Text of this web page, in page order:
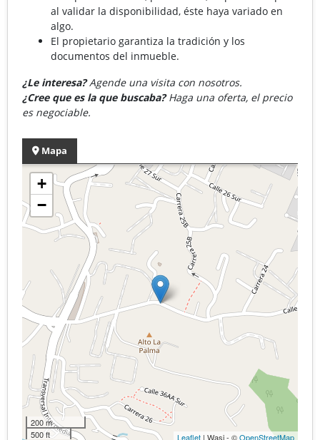
al validar la disponibilidad, éste haya variado en
algo.
El propietario garantiza la tradición y los
documentos del inmueble.
¿Le interesa?Agende una visita con nosotros.
¿Cree que es la que buscaba?Haga una oferta, el precio
es negociable.
Mapa
+
−
200 m
500 ft
Leaflet | Wasi - ©OpenStreetMap